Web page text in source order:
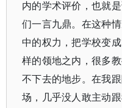
内的学术评价，也就
们一言九鼎。在这种
中的权力，把学校变
样的领地之内，很多
不下去的地步。在我
场，几乎没人敢主动